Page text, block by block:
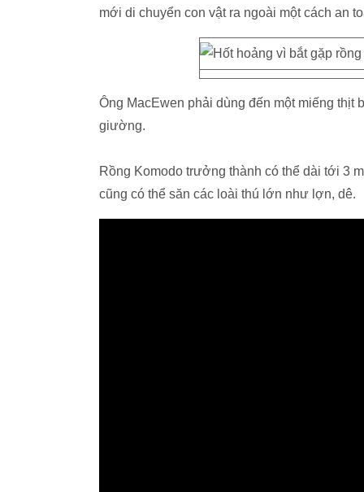
mới di chuyển con vật ra ngoài một cách an
Ông MacEwen phải dùng đến một miếng
giường.
Rồng Komodo trưởng thành có thể dài tới 3
cũng có thể săn các loài thú lớn như lợn, dê.